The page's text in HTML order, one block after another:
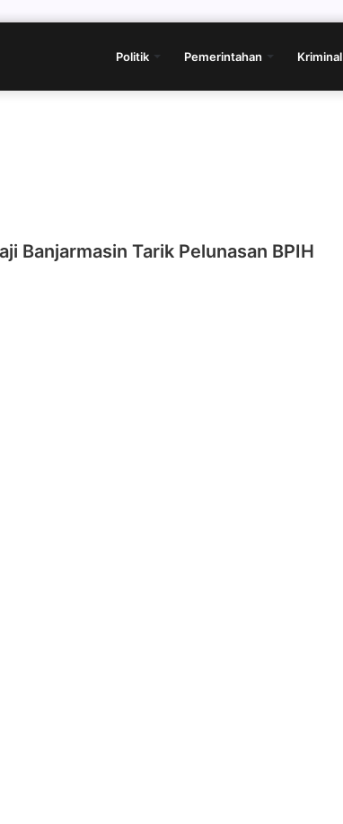
Politik Pemerintahan Kriminal
Banjarmasin Tarik Pelunasan BPIH